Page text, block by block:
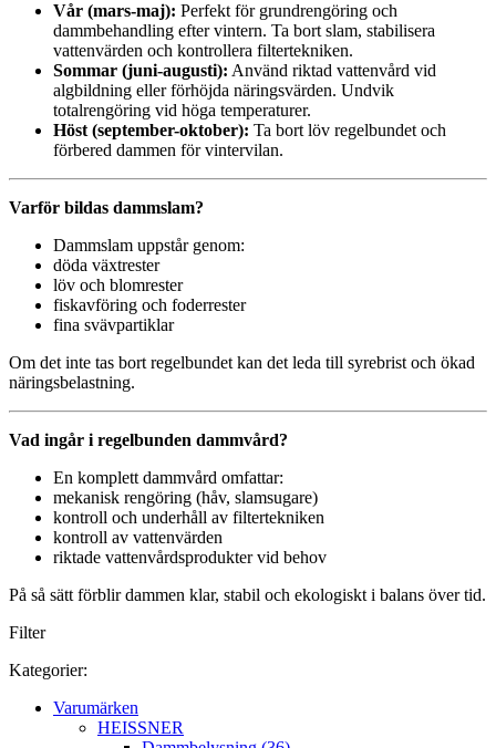
Vår (mars-maj): Perfekt för grundrengöring och
dammbehandling efter vintern. Ta bort slam, stabilisera
vattenvärden och kontrollera filtertekniken.
Sommar (juni-augusti): Använd riktad vattenvård vid
algbildning eller förhöjda näringsvärden. Undvik
totalrengöring vid höga temperaturer.
Höst (september-oktober): Ta bort löv regelbundet och
förbered dammen för vintervilan.
Varför bildas dammslam?
Dammslam uppstår genom:
döda växtrester
löv och blomrester
fiskavföring och foderrester
fina svävpartiklar
Om det inte tas bort regelbundet kan det leda till syrebrist och ökad
näringsbelastning.
Vad ingår i regelbunden dammvård?
En komplett dammvård omfattar:
mekanisk rengöring (håv, slamsugare)
kontroll och underhåll av filtertekniken
kontroll av vattenvärden
riktade vattenvårdsprodukter vid behov
På så sätt förblir dammen klar, stabil och ekologiskt i balans över tid.
Filter
Kategorier:
Varumärken
HEISSNER